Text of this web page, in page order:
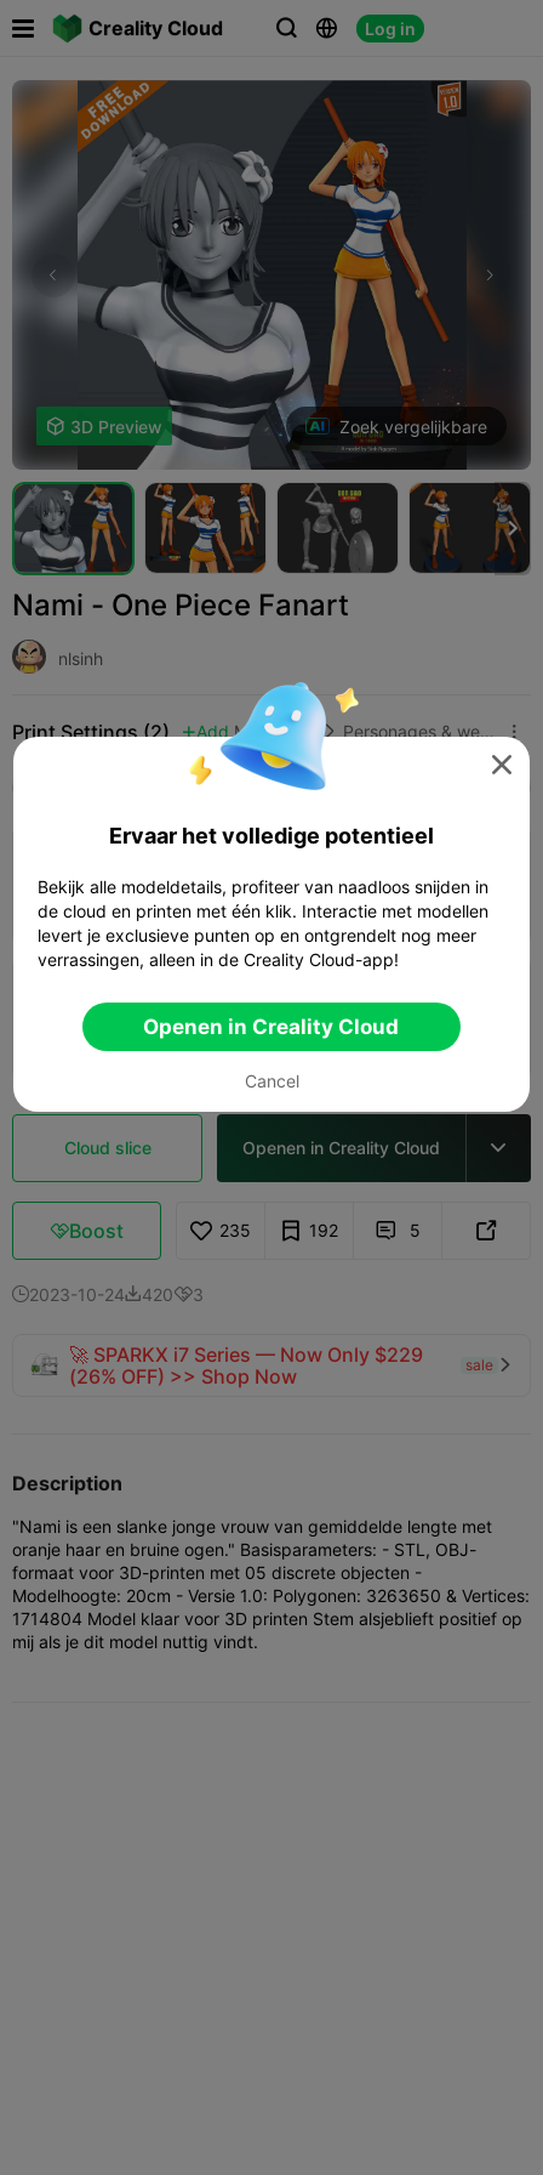
Creality Cloud   Log in
 
 3D Preview Zoek vergelijkbare

Nami - One Piece Fanart
nlsinh
Print Settings (2)  Add Miniaturen  Personages & wezens 
02h 29m  1 plates 65.99g
0.2mm layer, 2 walls, 15% infill
 02h 53m  2 plates 
Cloud slice Openen in Creality Cloud 
Boost 235 192  5 
2023-10-244203
🚀 SPARKX i7 Series — Now Only $229
(26% OFF) >> Shop Now
sale 
Description
"Nami is een slanke jonge vrouw van gemiddelde lengte met
oranje haar en bruine ogen." Basisparameters: - STL, OBJ-
formaat voor 3D-printen met 05 discrete objecten -
Modelhoogte: 20cm - Versie 1.0: Polygonen: 3263650 & Vertices:
1714804 Model klaar voor 3D printen Stem alsjeblieft positief op
mij als je dit model nuttig vindt.

Ervaar het volledige potentieel
Bekijk alle modeldetails, profiteer van naadloos snijden in
de cloud en printen met één klik. Interactie met modellen
levert je exclusieve punten op en ontgrendelt nog meer
verrassingen, alleen in de Creality Cloud-app!
Openen in Creality Cloud
Cancel